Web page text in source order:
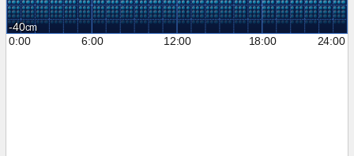
-40
0:00
6:00 12:00 18:00 24:00